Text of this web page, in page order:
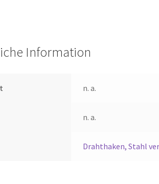
Information
n. a.
n. a.
Drahthaken, Stahl